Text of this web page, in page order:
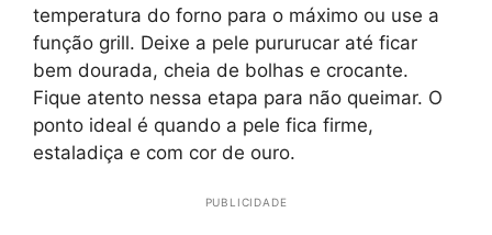
temperatura do forno para o máximo ou use a
função grill. Deixe a pele pururucar até ficar
bem dourada, cheia de bolhas e crocante.
Fique atento nessa etapa para não queimar. O
ponto ideal é quando a pele fica firme,
estaladiça e com cor de ouro.
PUBLICIDADE